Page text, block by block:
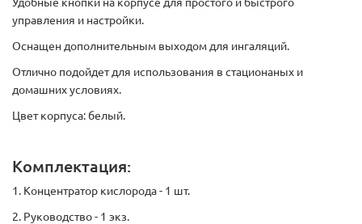
управления и настройки.
Оснащен дополнительным выходом для ингаляций.
Отлично подойдет для использования в стационаных и
домашних условиях.
Цвет корпуса: белый.
Комплектация:
1. Концентратор кислорода - 1 шт.
2. Руководство - 1 экз.